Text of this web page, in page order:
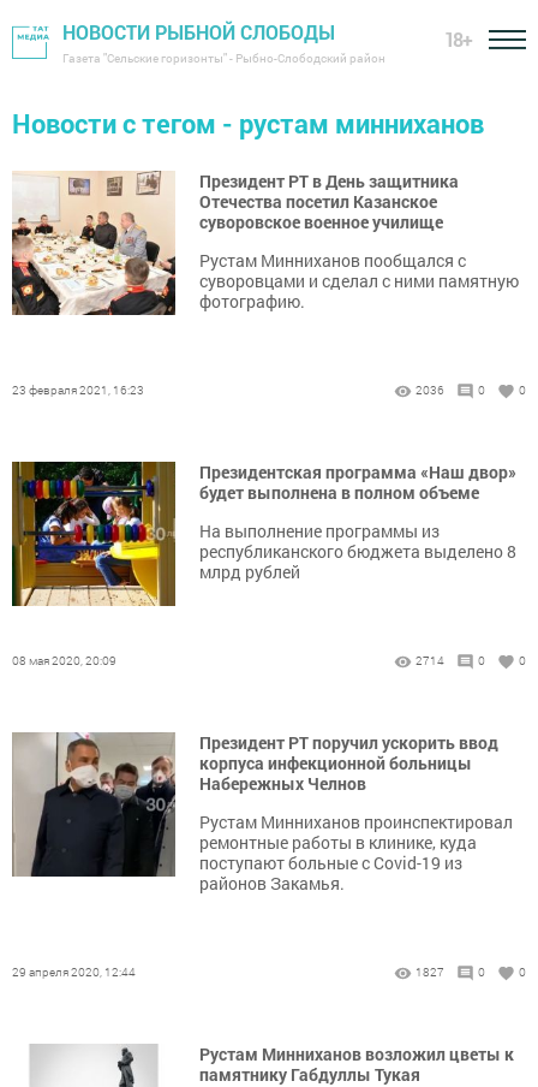
НОВОСТИ РЫБНОЙ СЛОБОДЫ
Газета "Сельские горизонты" - Рыбно-Слободский район
18+
Новости с тегом - рустам минниханов
Президент РТ в День защитника
Отечества посетил Казанское
суворовское военное училище
Рустам Минниханов пообщался с
суворовцами и сделал с ними памятную
фотографию.
23 февраля 2021, 16:23 2036 0 0
Президентская программа «Наш двор»
будет выполнена в полном объеме
На выполнение программы из
республиканского бюджета выделено 8
млрд рублей
08 мая 2020, 20:09 2714 0 0
Президент РТ поручил ускорить ввод
корпуса инфекционной больницы
Набережных Челнов
Рустам Минниханов проинспектировал
ремонтные работы в клинике, куда
поступают больные с Covid-19 из
районов Закамья.
29 апреля 2020, 12:44 1827 0 0
Рустам Минниханов возложил цветы к
памятнику Габдуллы Тукая